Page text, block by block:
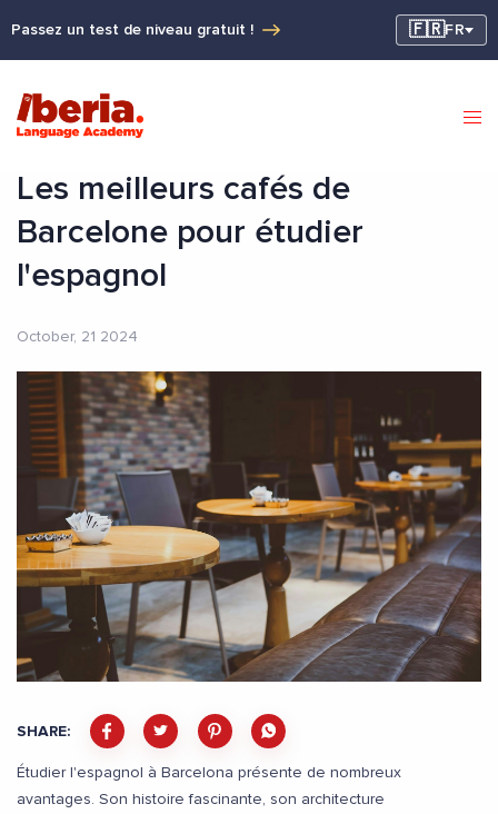
Passez un test de niveau gratuit ! 🇫🇷FR
Les meilleurs cafés de
Barcelone pour étudier
l'espagnol
October, 21 2024
SHARE:
Étudier l'espagnol à Barcelona présente de nombreux
avantages. Son histoire fascinante, son architecture